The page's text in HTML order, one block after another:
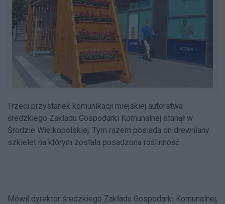
Trzeci przystanek komunikacji miejskiej autorstwa
średzkiego Zakładu Gospodarki Komunalnej stanął w
Środzie Wielkopolskiej. Tym razem posiada on drewniany
szkielet na którym została posadzona roślinność.
Mówił dyrektor średzkiego Zakładu Gospodarki Komunalnej,